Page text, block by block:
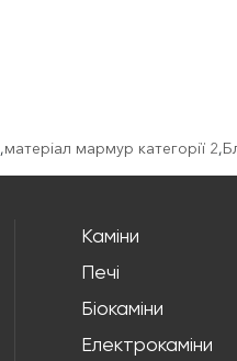
,матеріал мармур категорії 2,
Каміни
Печі
Біокаміни
Електрокаміни